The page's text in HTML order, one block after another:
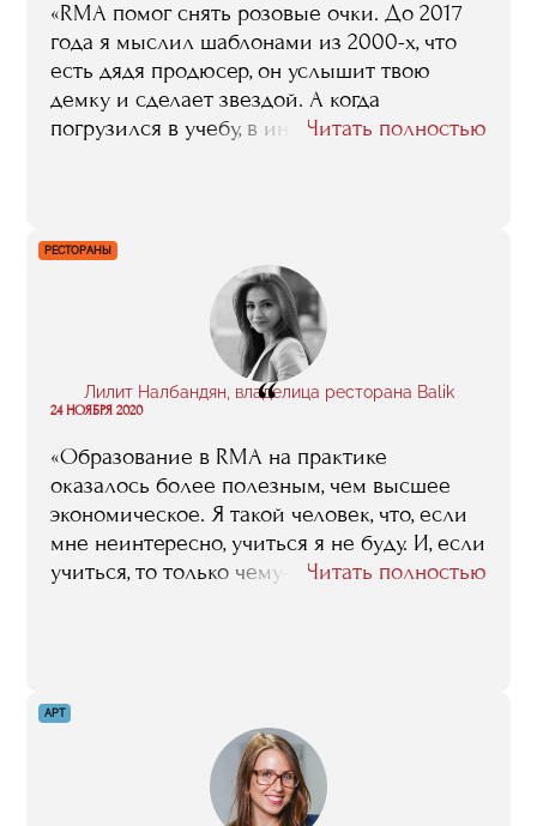
«RMA помог снять розовые очки. До 2017
года я мыслил шаблонами из 2000-х, что
есть дядя продюсер, он услышит твою
демку и сделает звездой. А когда
погрузился в учебу, в индустрию, понял, что
наверное, поделил: 40% — знаний и 60% —
это сила комьюнити, сила контактов».
Читать полностью
РЕСТОРАНЫ
Лилит Налбандян, владелица ресторана Balik
“
24 НОЯБРЯ 2020
«Образование в RMA на практике
оказалось более полезным, чем высшее
экономическое. Я такой человек, что, если
мне неинтересно, учиться я не буду. И, если
учиться, то только чему-тоЧитать полностью
АРТ